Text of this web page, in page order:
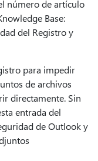
número de artículo
Base:
del Registro y
para impedir
de archivos
directamente. Sin
entrada del
de Outlook y